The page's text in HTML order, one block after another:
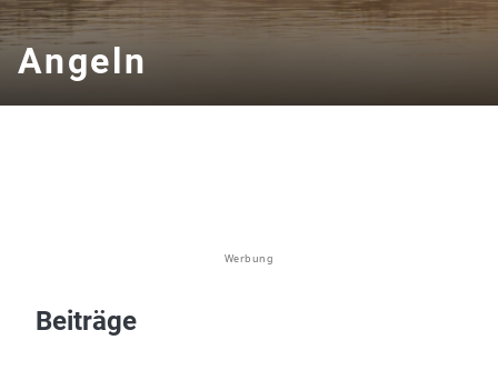
Angeln
Werbung
Beiträge